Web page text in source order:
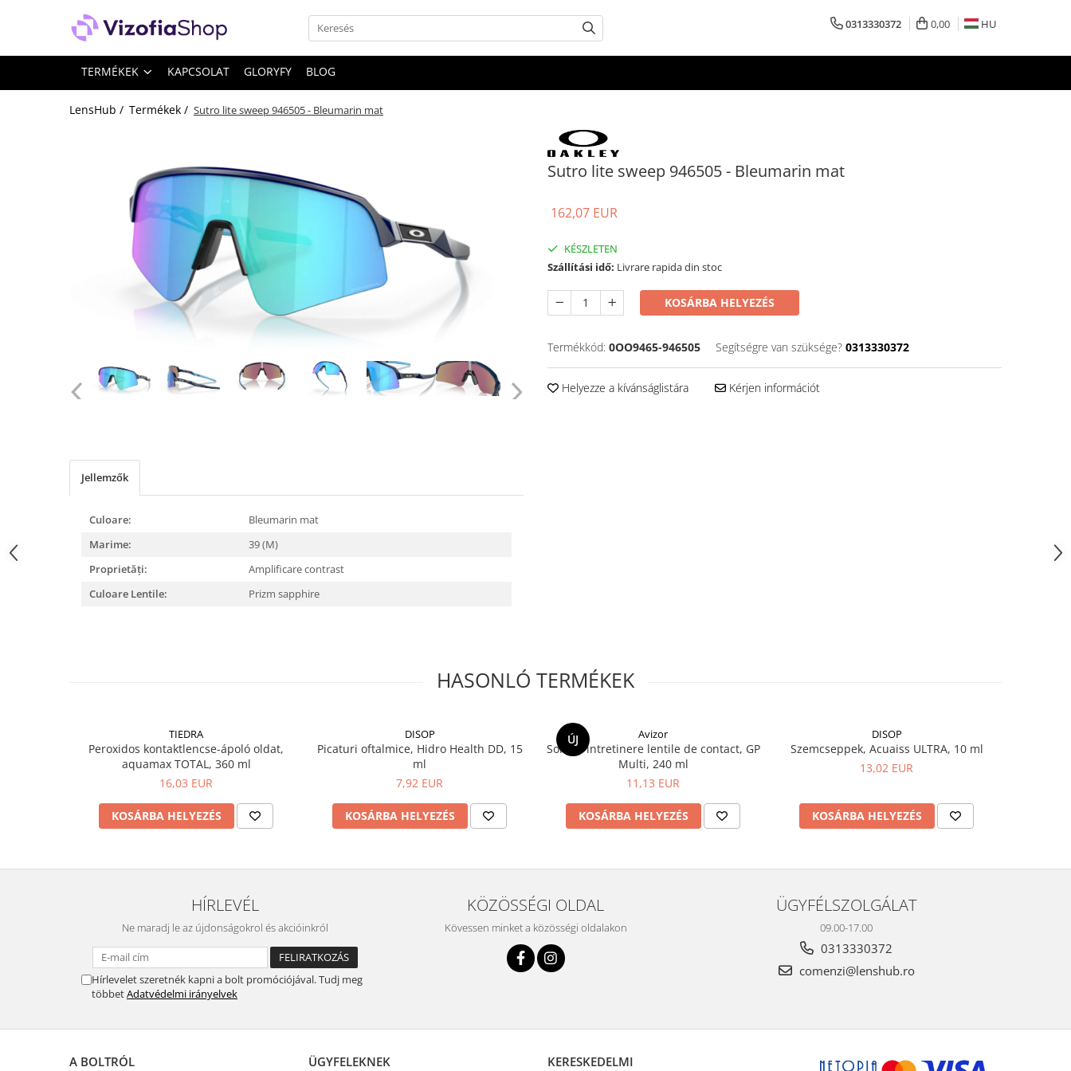
Kontaktlencse-ápoló oldatok
Kontaktlencse-kiegészítők
Keménylencse-kiegészítők
Kedvező ápolószer csomagok
Lágylencse-ápoló csomagok
Keménylencse / RGP / Ortho-K
Szférikus lencsék
Tórikus lencsék
Csomag szférikus lencsékkel
Napszemüvegek
Szemegészség
Szemhéjak és a szemkörnyéki
0313330372 0,00 HU
TERMÉKEK KAPCSOLAT GLORYFY BLOG
LensHub / Termékek / Sutro lite sweep 946505 - Bleumarin mat
Sutro lite sweep 946505 - Bleumarin mat
162,07 EUR
KÉSZLETEN
Szállítási idő: Livrare rapida din stoc
KOSÁRBA HELYEZÉS
Termékkód: 0OO9465-946505 Segítségre van szüksége? 0313330372
Helyezze a kívánságlistára Kérjen információt
Jellemzők
Culoare:
Bleumarin mat
Marime:
39 (M)
Proprietăți:
Amplificare contrast
Culoare Lentile:
Prizm sapphire
HASONLÓ TERMÉKEK
TIEDRA
Peroxidos kontaktlencse-ápoló oldat,
aquamax TOTAL, 360 ml
16,03 EUR
KOSÁRBA HELYEZÉS
DISOP
Picaturi oftalmice, Hidro Health DD, 15
ml
7,92 EUR
KOSÁRBA HELYEZÉS
ÚJ Avizor
Solutie intretinere lentile de contact, GP
Multi, 240 ml
11,13 EUR
KOSÁRBA HELYEZÉS
DISOP
Szemcseppek, Acuaiss ULTRA, 10 ml
13,02 EUR
KOSÁRBA HELYEZÉS
HÍRLEVÉL
Ne maradj le az újdonságokrol és akcióinkról
Hírlevelet szeretnék kapni a bolt promóciójával. Tudj meg
többetAdatvédelmi irányelvek
KÖZÖSSÉGI OLDAL
Kövessen minket a közösségi oldalakon
ÜGYFÉLSZOLGÁLAT
09.00-17.00
0313330372
comenzi@lenshub.ro
A BOLTRÓL ÜGYFELEKNEK
KERESKEDELMI